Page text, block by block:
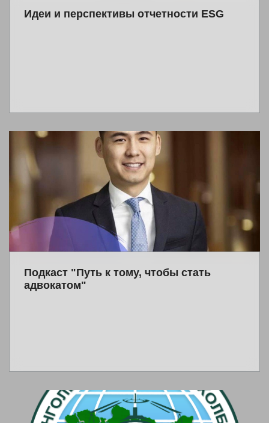
Идеи и перспективы отчетности ESG
Подкаст "Путь к тому, чтобы стать
адвокатом"